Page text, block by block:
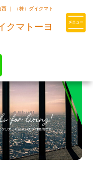
準を
西 ｜ （株）ダイクマト
クマトーヨ